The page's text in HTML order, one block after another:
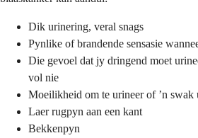
Dik urinering, veral snags
Pynlike of brandende sensasie
Die gevoel dat jy dringend moet
vol nie
Moeilikheid om te urineer of ’n swak
Laer rugpyn aan een kant
Bekkenpyn